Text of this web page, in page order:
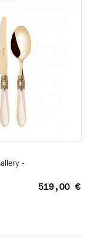
-
519,00 €